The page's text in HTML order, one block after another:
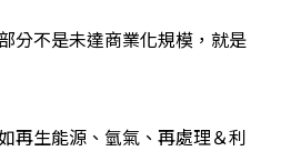
分不是未達商業化規模，就是
再生能源、氫氣、再處理＆利